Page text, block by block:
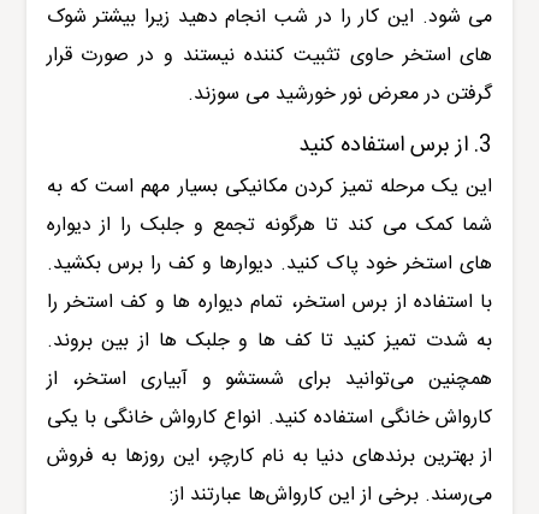
می شود. این کار را در شب انجام دهید زیرا بیشتر شوک
های استخر حاوی تثبیت کننده نیستند و در صورت قرار
گرفتن در معرض نور خورشید می سوزند.
3. از برس استفاده کنید
این یک مرحله تمیز کردن مکانیکی بسیار مهم است که به
شما کمک می کند تا هرگونه تجمع و جلبک را از دیواره
های استخر خود پاک کنید. دیوارها و کف را برس بکشید.
با استفاده از برس استخر، تمام دیواره ها و کف استخر را
به شدت تمیز کنید تا کف ها و جلبک ها از بین بروند.
همچنین می‌توانید برای شستشو و آبیاری استخر، از
کارواش خانگی استفاده کنید. انواع کارواش خانگی با یکی
از بهترین برندهای دنیا به نام کارچر، این روزها به فروش
می‌رسند. برخی از این کارواش‌ها عبارتند از: